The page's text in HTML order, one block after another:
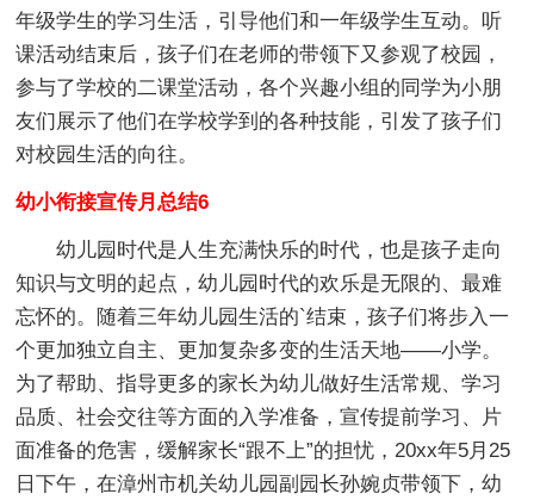
年级学生的学习生活，引导他们和一年级学生互动。听
课活动结束后，孩子们在老师的带领下又参观了校园，
参与了学校的二课堂活动，各个兴趣小组的同学为小朋
友们展示了他们在学校学到的各种技能，引发了孩子们
对校园生活的向往。
幼小衔接宣传月总结6
幼儿园时代是人生充满快乐的时代，也是孩子走向
知识与文明的起点，幼儿园时代的欢乐是无限的、最难
忘怀的。随着三年幼儿园生活的`结束，孩子们将步入一
个更加独立自主、更加复杂多变的生活天地——小学。
为了帮助、指导更多的家长为幼儿做好生活常规、学习
品质、社会交往等方面的入学准备，宣传提前学习、片
面准备的危害，缓解家长“跟不上”的担忧，20xx年5月25
日下午，在漳州市机关幼儿园副园长孙婉贞带领下，幼